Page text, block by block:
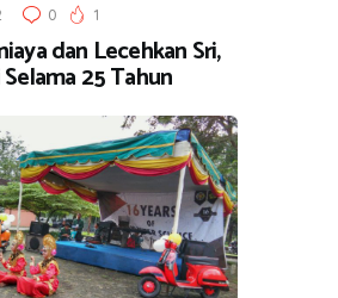
0 1
dan Lecehkan Sri,
25 Tahun